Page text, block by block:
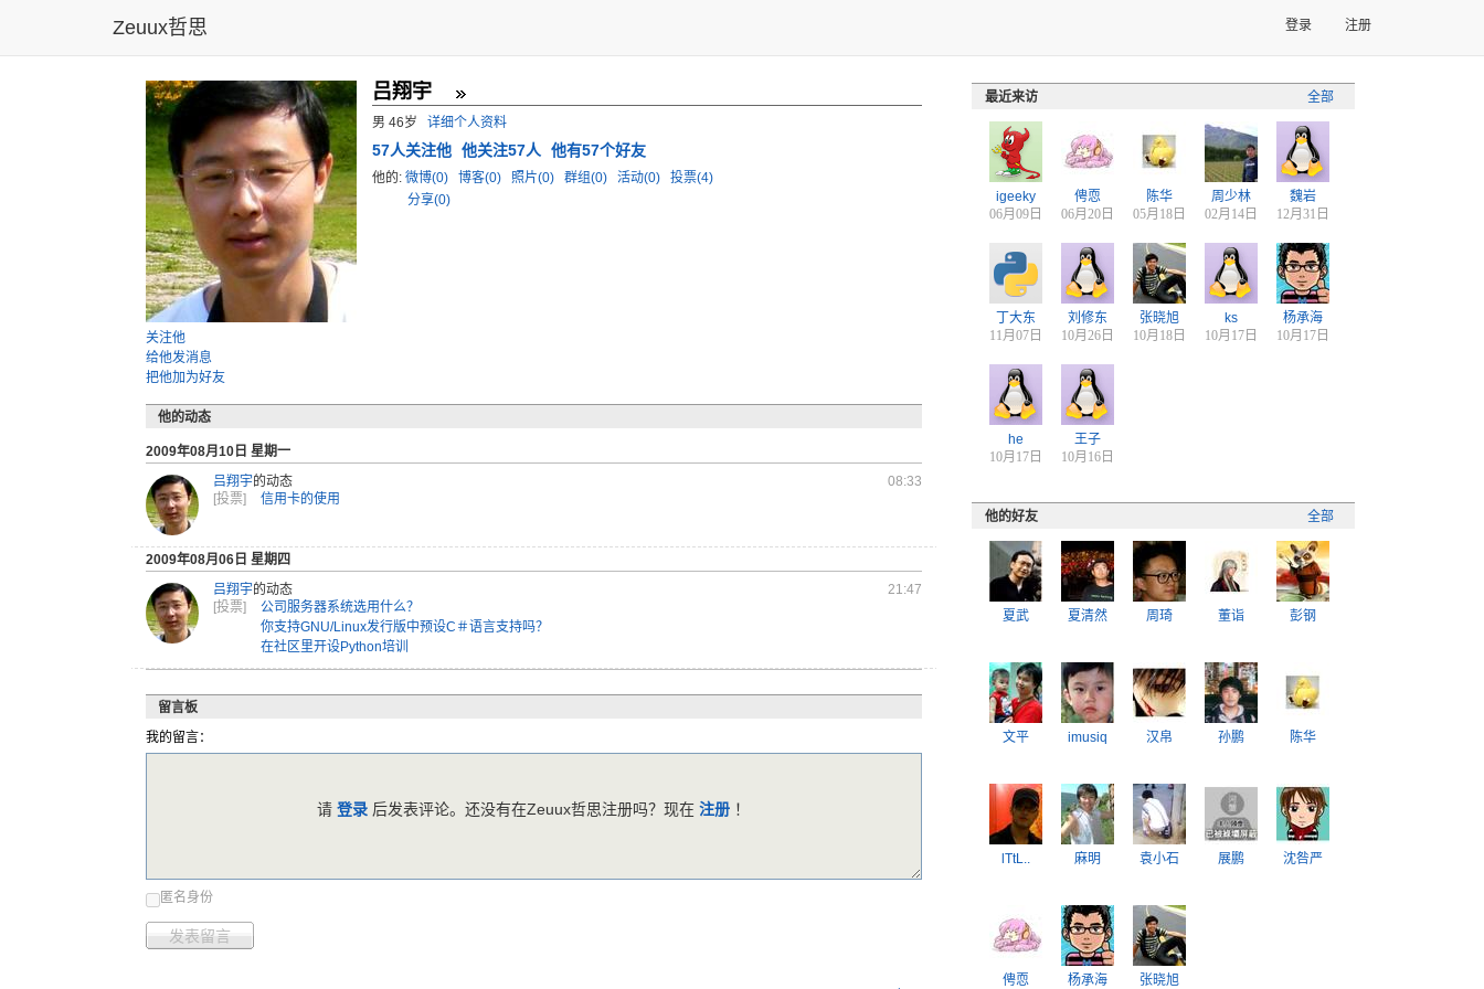
Zeuux哲思 登录 注册
关注他
给他发消息
把他加为好友
吕翔宇
男 46岁 详细个人资料
57人关注他 他关注57人 他有57个好友
他的: 微博(0) 博客(0) 照片(0) 群组(0) 活动(0)
投票(4)
分享(0)
他的动态
2009年08月10日 星期一
吕翔宇的动态
08:33
[投票]
信用卡的使用
2009年08月06日 星期四
吕翔宇的动态
21:47
[投票]
公司服务器系统选用什么？
你支持GNU/Linux发行版中预设C＃语言支持吗？
在社区里开设Python培训
留言板
我的留言：
匿名身份
发表留言
请登录 后发表评论。还没有在Zeuux哲思注册吗？现在注册 ！
全部
最近来访
igeeky
06月09日
俜恧
06月20日
陈华
05月18日
周少林
02月14日
魏岩
12月31日
丁大东
11月07日
刘修东
10月26日
张晓旭
10月18日
ks
10月17日
杨承海
10月17日
he
10月17日
王子
10月16日
全部
他的好友
夏武 夏清然 周琦 董诣 彭钢
文平 imusiq 汉帛 孙鹏 陈华
lTtL.. 麻明 袁小石 展鹏 沈咎严
俜恧 杨承海 张晓旭